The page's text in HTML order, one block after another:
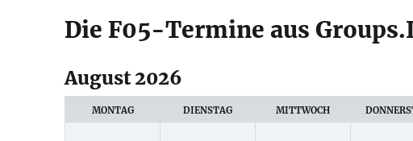
Die F05-Termine aus
Auswahl
des
August 2026
MONTAG DIENSTAG MITTWOCH